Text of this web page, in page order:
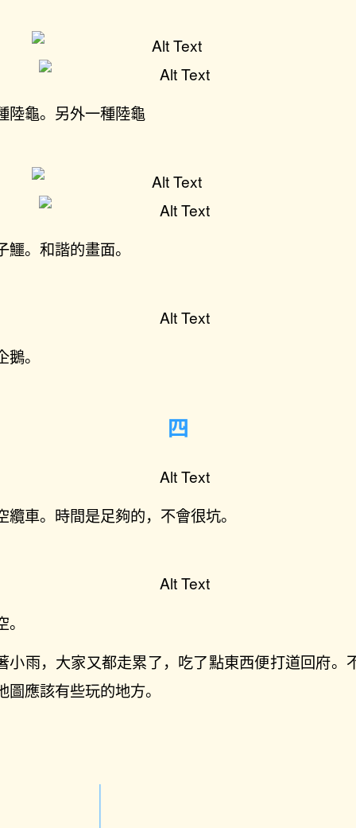
陸龜。另外一種陸龜
鱷。和諧的畫面。
鵝。
纜車。時間是足夠的，不會很坑。
小雨，大家又都走累了，吃了點東西便打道回府。
圖應該有些玩的地方。